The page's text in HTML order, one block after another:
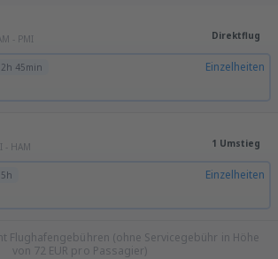
- PMI Direktflug
2h 45min Einzelheiten
- HAM 1 Umstieg
5h Einzelheiten
Flughafengebühren (ohne Servicegebühr in Höhe
von 72 EUR pro Passagier)